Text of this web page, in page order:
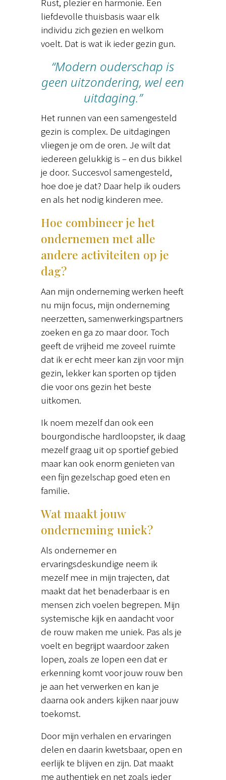
liefdevolle thuisbasis waar elk
individu zich gezien en welkom
voelt. Dat is wat ik ieder gezin gun.
“Modern ouderschap is
geen uitzondering, wel een
uitdaging.”
Het runnen van een samengesteld
gezin is complex. De uitdagingen
vliegen je om de oren. Je wilt dat
iedereen gelukkig is – en dus bikkel
je door. Succesvol samengesteld,
hoe doe je dat? Daar help ik ouders
en als het nodig kinderen mee.
Hoe combineer je het
ondernemen met alle
andere activiteiten op je
dag?
Aan mijn onderneming werken heeft
nu mijn focus, mijn onderneming
neerzetten, samenwerkingspartners
zoeken en ga zo maar door. Toch
geeft de vrijheid me zoveel ruimte
dat ik er echt meer kan zijn voor mijn
gezin, lekker kan sporten op tijden
die voor ons gezin het beste
uitkomen.
Ik noem mezelf dan ook een
bourgondische hardloopster, ik daag
mezelf graag uit op sportief gebied
maar kan ook enorm genieten van
een fijn gezelschap goed eten en
familie.
Wat maakt jouw
onderneming uniek?
Als ondernemer en
ervaringsdeskundige neem ik
mezelf mee in mijn trajecten, dat
maakt dat het benaderbaar is en
mensen zich voelen begrepen. Mijn
systemische kijk en aandacht voor
de rouw maken me uniek. Pas als je
voelt en begrijpt waardoor zaken
lopen, zoals ze lopen een dat er
erkenning komt voor jouw rouw ben
je aan het verwerken en kan je
daarna ook anders kijken naar jouw
toekomst.
Door mijn verhalen en ervaringen
delen en daarin kwetsbaar, open en
eerlijk te blijven en zijn. Dat maakt
me authentiek en net zoals ieder